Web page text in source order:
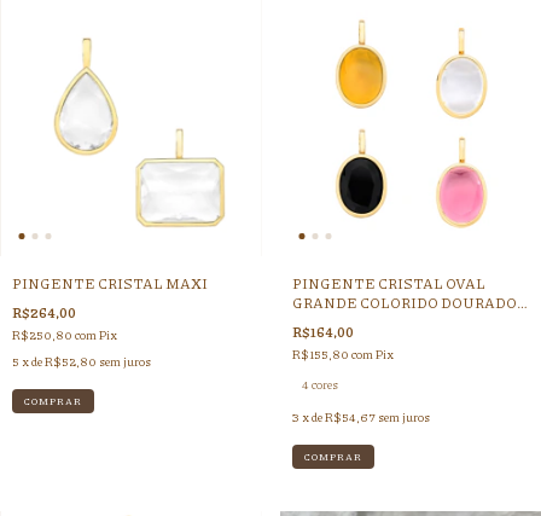
PINGENTE CRISTAL MAXI
R$264,00
R$250,80 comPix
5 x deR$52,80 sem juros
COMPRAR
PINGENTE CRISTAL OVAL
GRANDE COLORIDO DOURADO
(CORDAO GROSSO - FECHO
CLICK )
R$164,00
R$155,80 comPix
4 cores
3 x deR$54,67 sem juros
COMPRAR